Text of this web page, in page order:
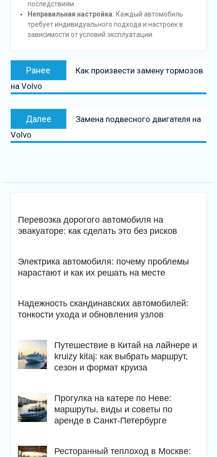
последствиям.
Неправильная настройка: Каждый автомобиль
требует индивидуального подхода и настроек в
зависимости от условий эксплуатации.
Навигация
записям
Ранее
Предыдущая
запись:
Как произвести замену тормозов
на Volvo
Далее
Следующая
запись
Замена подвесного двигателя на
Volvo
Перевозка дорогого автомобиля на
эвакуаторе: как сделать это без рисков
Электрика автомобиля: почему проблемы
нарастают и как их решать на месте
Надежность скандинавских автомобилей:
тонкости ухода и обновления узлов
Путешествие в Китай на лайнере и
kruizy kitaj: как выбрать маршрут,
сезон и формат круиза
Прогулка на катере по Неве:
маршруты, виды и советы по
аренде в Санкт-Петербурге
Ресторанный теплоход в Москве: